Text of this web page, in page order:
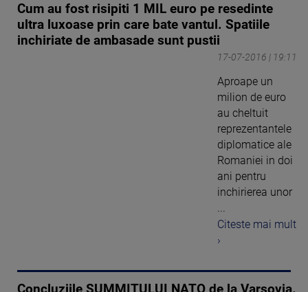
Cum au fost risipiti 1 MIL euro pe resedinte
ultra luxoase prin care bate vantul. Spatiile
inchiriate de ambasade sunt pustii
17-07-2016 | 19:11
Aproape un
milion de euro
au cheltuit
reprezentantele
diplomatice ale
Romaniei in doi
ani pentru
inchirierea unor
Citeste mai mult
›